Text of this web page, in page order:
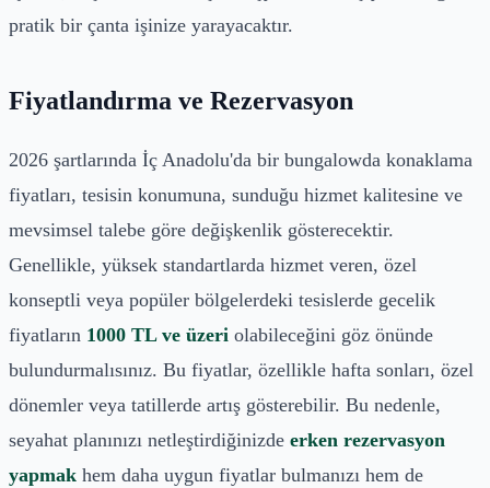
pratik bir çanta işinize yarayacaktır.
Fiyatlandırma ve Rezervasyon
2026 şartlarında İç Anadolu'da bir bungalowda konaklama
fiyatları, tesisin konumuna, sunduğu hizmet kalitesine ve
mevsimsel talebe göre değişkenlik gösterecektir.
Genellikle, yüksek standartlarda hizmet veren, özel
konseptli veya popüler bölgelerdeki tesislerde gecelik
fiyatların 1000 TL ve üzeri olabileceğini göz önünde
bulundurmalısınız. Bu fiyatlar, özellikle hafta sonları, özel
dönemler veya tatillerde artış gösterebilir. Bu nedenle,
seyahat planınızı netleştirdiğinizde erken rezervasyon
yapmak hem daha uygun fiyatlar bulmanızı hem de